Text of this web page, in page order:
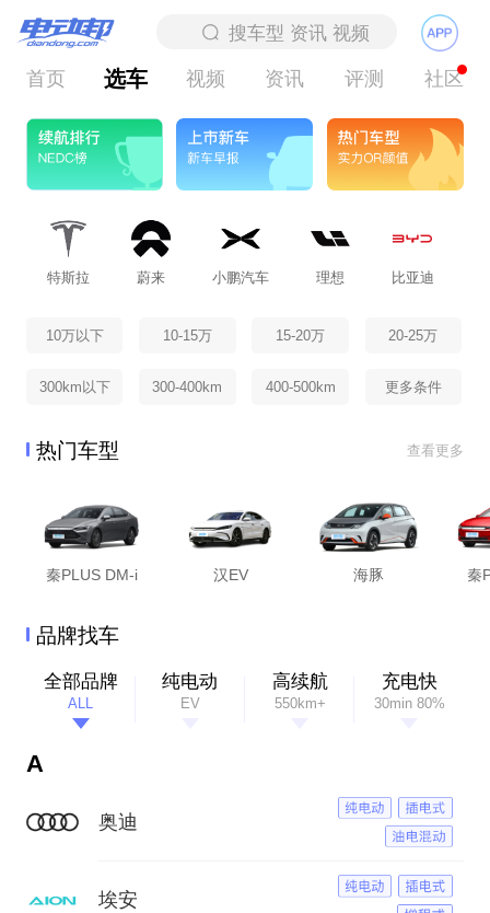
首页 选车 视频 资讯 评测 社区
特斯拉 蔚来 小鹏汽车 理想 比亚迪
10万以下 10-15万 15-20万 20-25万
300km以下 300-400km 400-500km 更多条件
热门车型 查看更多
秦PLUS DM-i 汉EV 海豚 秦
品牌找车
全部品牌
ALL
纯电动
EV
高续航
550km+
充电快
30min 80%
A
奥迪
埃安